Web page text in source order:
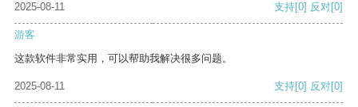
2025-08-11 支持[0] 反对[0]
游客
这款软件非常实用，可以帮助我解决很多问题。
2025-08-11 支持[0] 反对[0]